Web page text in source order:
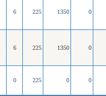
6 225 1350 0
6 225 1350 0
0 225 0 0